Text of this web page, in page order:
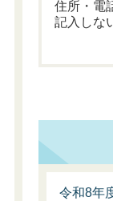
住所・電
記入しな
令和8年